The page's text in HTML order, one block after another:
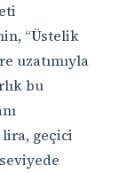
“Üstelik
uzatımıyla
bu
lira, geçici